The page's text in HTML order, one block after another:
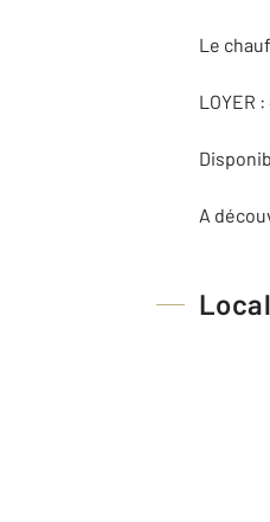
Le
LOYER
A